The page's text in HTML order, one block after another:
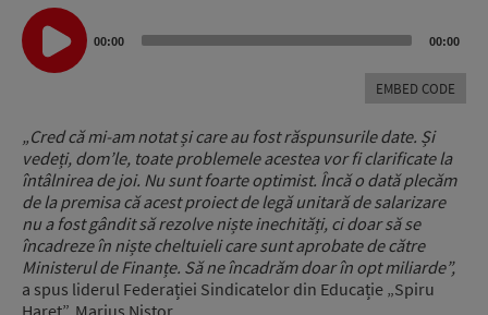
Audio
Player
00:00 00:00
EMBED CODE
„Cred că mi-am notat și care au fost răspunsurile date. Și
vedeți, dom’le, toate problemele acestea vor fi clarificate la
întâlnirea de joi. Nu sunt foarte optimist. Încă o dată plecăm
de la premisa că acest proiect de legă unitară de salarizare
nu a fost gândit să rezolve niște inechități, ci doar să se
încadreze în niște cheltuieli care sunt aprobate de către
Ministerul de Finanțe. Să ne încadrăm doar în opt miliarde”,
a spus liderul Federației Sindicatelor din Educație „Spiru